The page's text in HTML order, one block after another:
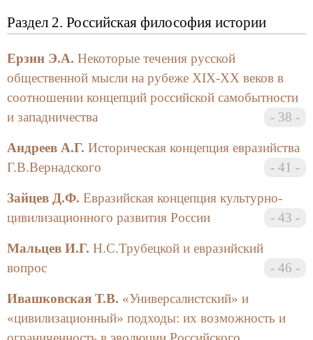
приводит к интересным и важным для практики
друг друга — замечательное качество лучших
представителей русской культуры «золотого» и
«серебряного» веков. Представляется, что эта
традиция была востребована и участниками нашей
конференции. У нас одна Родина, и любовь к ней —
это главное чувство, обязывающее задумываться о
судьбе России, искать — уже на пороге XXI в. —
выходы из запутанных коллизий социального
бытия.
Сборник состоит их четырех разделов. В первом
представлены материалы, отражающие самые общие
подходы к русской идее, к проблемам
этноса. Здесь же собраны материалы, посвященные
теме Петербурга в современной русской культуре.
Раздел 2. Российская философия истории
Ерзин Э.А. Некоторые течения русской
общественной мысли на рубеже XIX-XX веков в
соотношении концепций российской самобытности
и западничества
38
Андреев А.Г. Историческая концепция евразийства
Г.В.Вернадского
41
Зайцев Д.Ф. Евразийская концепция культурно-
цивилизационного развития России
43
Мальцев И.Г. Н.С.Трубецкой и евразийский
вопрос
46
Ивашковская Т.В. «Универсалистский» и
«цивилизационный» подходы: их возможность и